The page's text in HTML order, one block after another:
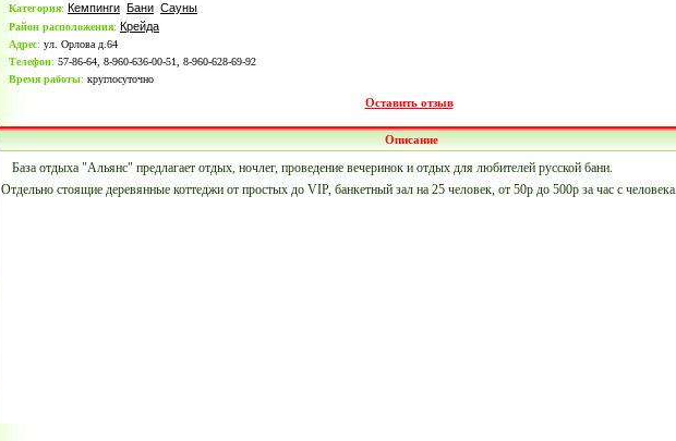
Категория: Кемпинги Бани Сауны
Район расположения: Крейда
Адрес: ул. Орлова д.64
Телефон: 57-86-64, 8-960-636-00-51, 8-960-628-69-92
Время работы: круглосуточно
Оставить отзыв
Описание
База отдыха "Альянс" предлагает отдых, ночлег, проведение вечеринок и отдых для любителей русской бани.
Отдельно стоящие деревянные коттеджи от простых до VIP, банкетный зал на 25 человек, от 50р до 500р за час с человека